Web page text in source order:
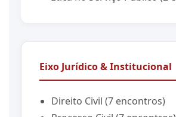
Eixo Jurídico & Institucional
Direito Civil (7 encontros)